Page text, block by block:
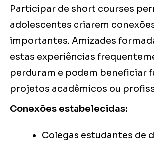
Participar de short courses
adolescentes criarem
importantes. Amizades
estas experiências
perduram e podem beneficiar
projetos acadêmicos ou
Conexões estabelecidas:
Colegas estudantes de